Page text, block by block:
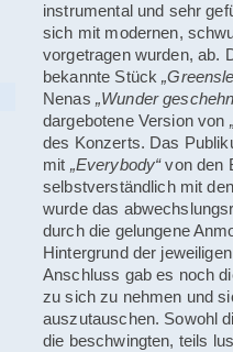
instrumental und sehr
sich mit modernen,
vorgetragen wurden, ab.
bekannte Stück
Nenas „Wunder
dargebotene Version von
des Konzerts. Das
mit „Everybody“von den
selbstverständlich mit
wurde das
durch die gelungene
Hintergrund der
Anschluss gab es noch
zu sich zu nehmen und
auszutauschen. Sowohl
die beschwingten, teils